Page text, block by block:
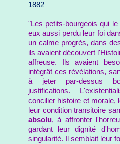
1882
"Les petits-bourgeois qui
eux aussi perdu leur foi
un calme progrès, dans
ils avaient découvert
affreuse. Ils avaient
intégrât ces révélations,
à jeter par-dessus
justifications.
concilier histoire et morale,
leur condition transitoire
absolu, à affronter
gardant leur dignité
singularité. Il semblait leur